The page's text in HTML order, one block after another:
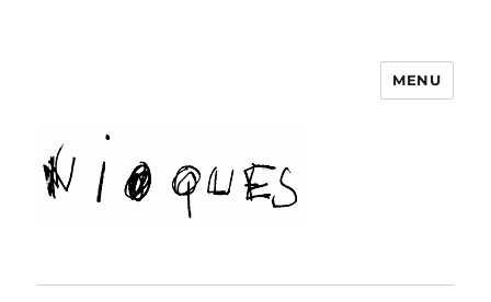
MENU